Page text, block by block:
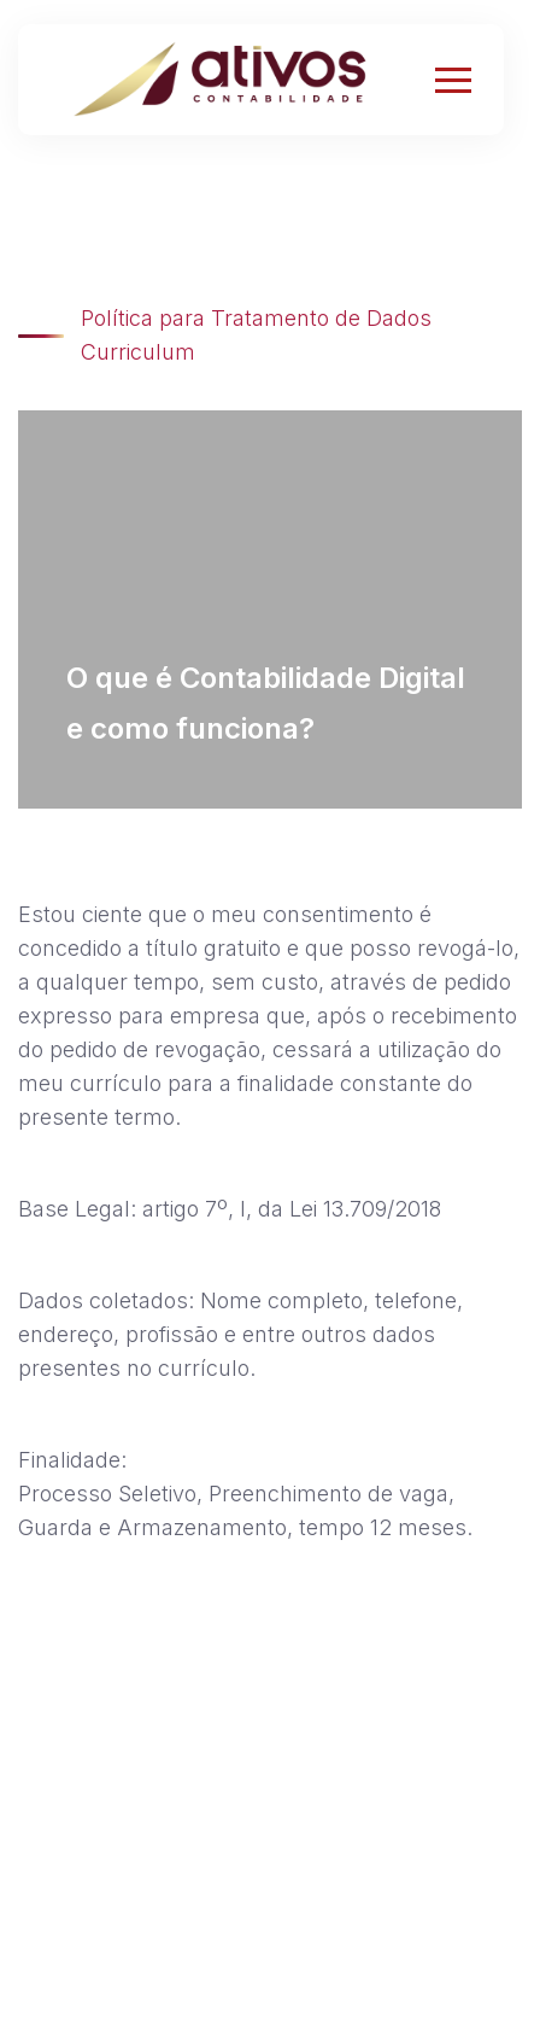
Política para Tratamento de Dados
Curriculum
O que é Contabilidade Digital
e como funciona?
Estou ciente que o meu consentimento é
concedido a título gratuito e que posso revogá-lo,
a qualquer tempo, sem custo, através de pedido
expresso para empresa que, após o recebimento
do pedido de revogação, cessará a utilização do
meu currículo para a finalidade constante do
presente termo.
Base Legal: artigo 7º, I, da Lei 13.709/2018
Dados coletados: Nome completo, telefone,
endereço, profissão e entre outros dados
presentes no currículo.
Finalidade:
Processo Seletivo, Preenchimento de vaga,
Guarda e Armazenamento, tempo 12 meses.